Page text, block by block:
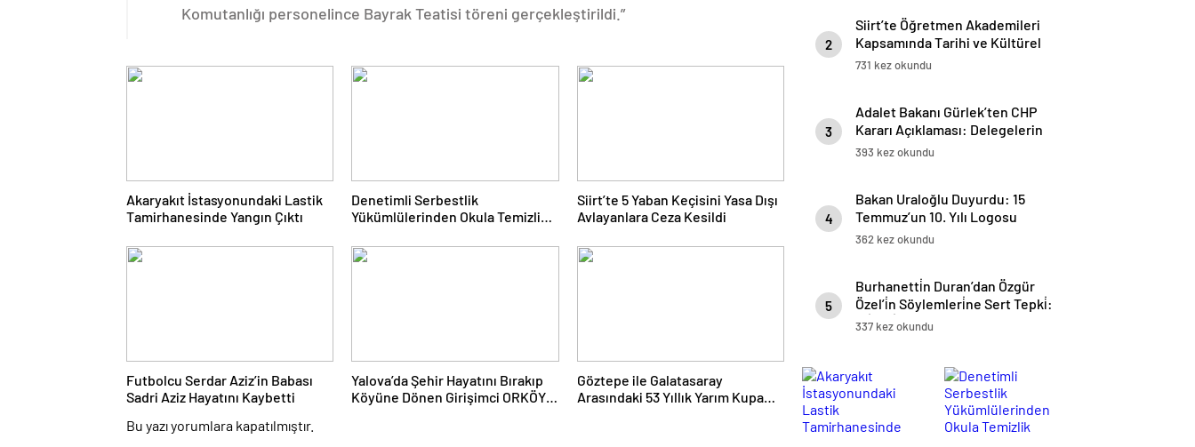
Komutanlığı personelince Bayrak Teatisi töreni gerçekleştirildi.”
Akaryakıt İstasyonundaki Lastik
Tamirhanesinde Yangın Çıktı
Denetimli Serbestlik
Yükümlülerinden Okula Temizlik
Siirt’te 5 Yaban Keçisini Yasa Dışı
Avlayanlara Ceza Kesildi
Futbolcu Serdar Aziz’in Babası
Sadri Aziz Hayatını Kaybetti
Yalova’da Şehir Hayatını Bırakıp
Köyüne Dönen Girişimci ORKÖY
Göztepe ile Galatasaray
Arasındaki 53 Yıllık Yarım Kupa
Bu yazı yorumlara kapatılmıştır.
2
Siirt’te Öğretmen Akademileri
Kapsamında Tarihi ve Kültürel
Miras Gezisi Düzenlendi
731 kez okundu
3
Adalet Bakanı Gürlek’ten CHP
Kararı Açıklaması: Delegelerin
Ve Üyenin İradesinin Menfaat Ve
393 kez okundu
4
Bakan Uraloğlu Duyurdu: 15
Temmuz’un 10. Yılı Logosu
Yüksek Hızlı Trenlerde Yer
362 kez okundu
5
Burhanetti̇n Duran’dan Özgür
Özel’i̇n Söylemleri̇ne Sert Tepki̇:
“Si̇yasi̇ Nezaket Ve Gerçeklik
337 kez okundu